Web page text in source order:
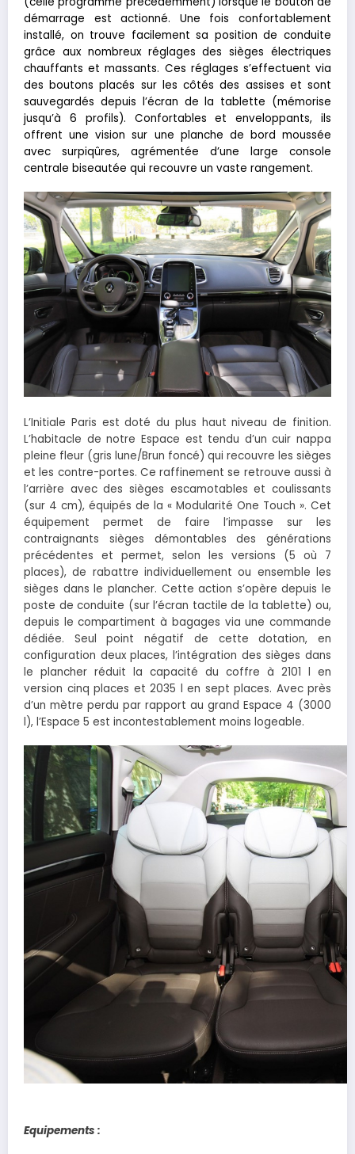
démarrage est actionné. Une fois confortablement
installé, on trouve facilement sa position de conduite
grâce aux nombreux réglages des sièges électriques
chauffants et massants. Ces réglages s’effectuent via
des boutons placés sur les côtés des assises et sont
sauvegardés depuis l’écran de la tablette (mémorise
jusqu’à 6 profils). Confortables et enveloppants, ils
offrent une vision sur une planche de bord moussée
avec surpiqûres, agrémentée d’une large console
centrale biseautée qui recouvre un vaste rangement.
L’Initiale Paris est doté du plus haut niveau de finition.
L’habitacle de notre Espace est tendu d’un cuir nappa
pleine fleur (gris lune/Brun foncé) qui recouvre les sièges
et les contre-portes. Ce raffinement se retrouve aussi à
l’arrière avec des sièges escamotables et coulissants
(sur 4 cm), équipés de la « Modularité One Touch ». Cet
équipement permet de faire l’impasse sur les
contraignants sièges démontables des générations
précédentes et permet, selon les versions (5 où 7
places), de rabattre individuellement ou ensemble les
sièges dans le plancher. Cette action s’opère depuis le
poste de conduite (sur l’écran tactile de la tablette) ou,
depuis le compartiment à bagages via une commande
dédiée. Seul point négatif de cette dotation, en
configuration deux places, l’intégration des sièges dans
le plancher réduit la capacité du coffre à 2101 l en
version cinq places et 2035 l en sept places. Avec près
d’un mètre perdu par rapport au grand Espace 4 (3000
l), l’Espace 5 est incontestablement moins logeable.
Equipements :